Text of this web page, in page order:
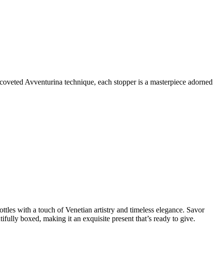
Avventurina technique, each stopper is a masterpiece adorned
with a touch of Venetian artistry and timeless elegance. Savor
boxed, making it an exquisite present that’s ready to give.